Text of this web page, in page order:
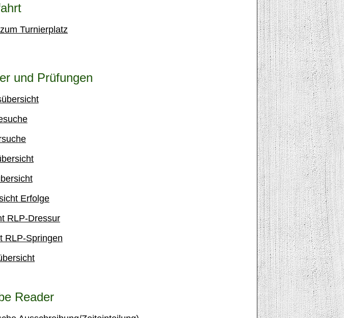
Turnierplatz
und Prüfungen
Erfolge
RLP-Dressur
RLP-Springen
Reader